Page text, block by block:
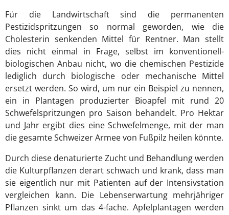
Für die Landwirtschaft sind die permanenten
Pestizidspritzungen so normal geworden, wie die
Cholesterin senkenden Mittel für Rentner. Man stellt
dies nicht einmal in Frage, selbst im konventionell-
biologischen Anbau nicht, wo die chemischen Pestizide
lediglich durch biologische oder mechanische Mittel
ersetzt werden. So wird, um nur ein Beispiel zu nennen,
ein in Plantagen produzierter Bioapfel mit rund 20
Schwefelspritzungen pro Saison behandelt. Pro Hektar
und Jahr ergibt dies eine Schwefelmenge, mit der man
die gesamte Schweizer Armee von Fußpilz heilen könnte.
Durch diese denaturierte Zucht und Behandlung werden
die Kulturpflanzen derart schwach und krank, dass man
sie eigentlich nur mit Patienten auf der Intensivstation
vergleichen kann. Die Lebenserwartung mehrjähriger
Pflanzen sinkt um das 4-fache. Apfelplantagen werden